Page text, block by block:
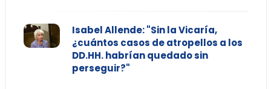
Isabel Allende: "Sin la Vicaría,
¿cuántos casos de atropellos a los
DD.HH. habrían quedado sin
perseguir?"